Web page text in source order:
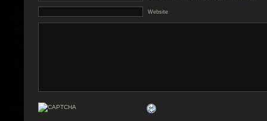
Website